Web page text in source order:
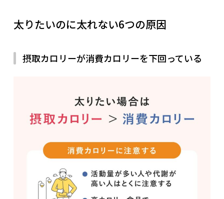
太りたいのに太れない6つの原因
摂取カロリーが消費カロリーを下回っている